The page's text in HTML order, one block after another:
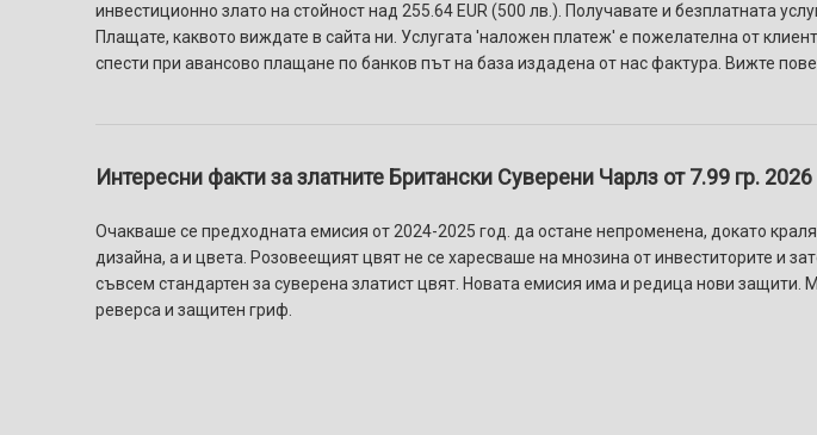
инвестиционно злато на стойност над 255.64 EUR (500 лв.). Получавате и безплатната
Плащате, каквото виждате в сайта ни. Услугaтa 'наложен платеж' e пожелателнa от
спести при авансово плащане по банков път на база издадена от нас фактура. Вижте
Интересни факти за златните Британски Суверени Чарлз от 7.99 гр. 2026
Очакваше се предходната емисия от 2024-2025 год. да остане непроменена, докато
дизайна, а и цвета. Розовеещият цвят не се харесваше на мнозина от инвеститорите и
съвсем стандартен за суверена златист цвят. Новата емисия има и редица нови
реверса и защитен гриф.